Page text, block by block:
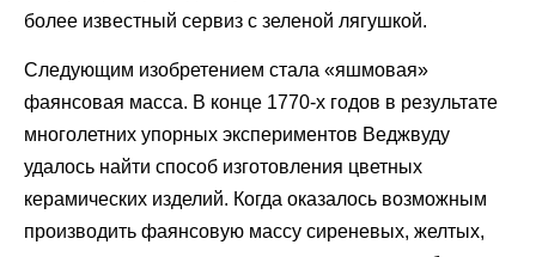
более известный сервиз с зеленой лягушкой.
Следующим изобретением стала «яшмовая»
фаянсовая масса. В конце 1770-х годов в результате
многолетних упорных экспериментов Веджвуду
удалось найти способ изготовления цветных
керамических изделий. Когда оказалось возможным
производить фаянсовую массу сиреневых, желтых,